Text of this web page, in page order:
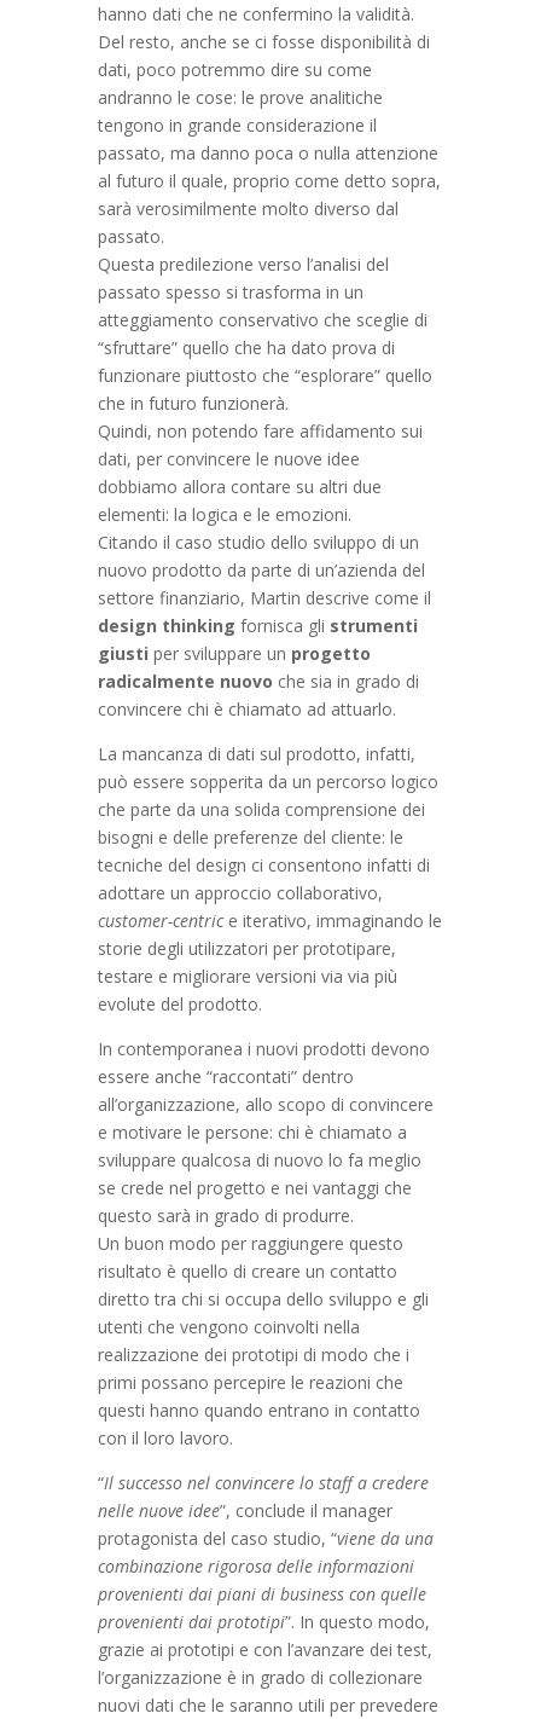
hanno dati che ne confermino la validità.
Del resto, anche se ci fosse disponibilità di
dati, poco potremmo dire su come
andranno le cose: le prove analitiche
tengono in grande considerazione il
passato, ma danno poca o nulla attenzione
al futuro il quale, proprio come detto sopra,
sarà verosimilmente molto diverso dal
passato.
Questa predilezione verso l’analisi del
passato spesso si trasforma in un
atteggiamento conservativo che sceglie di
“sfruttare” quello che ha dato prova di
funzionare piuttosto che “esplorare” quello
che in futuro funzionerà.
Quindi, non potendo fare affidamento sui
dati, per convincere le nuove idee
dobbiamo allora contare su altri due
elementi: la logica e le emozioni.
Citando il caso studio dello sviluppo di un
nuovo prodotto da parte di un’azienda del
settore finanziario, Martin descrive come il
design thinking fornisca gli strumenti
giusti per sviluppare un progetto
radicalmente nuovo che sia in grado di
convincere chi è chiamato ad attuarlo.
La mancanza di dati sul prodotto, infatti,
può essere sopperita da un percorso logico
che parte da una solida comprensione dei
bisogni e delle preferenze del cliente: le
tecniche del design ci consentono infatti di
adottare un approccio collaborativo,
customer-centrice iterativo, immaginando le
storie degli utilizzatori per prototipare,
testare e migliorare versioni via via più
evolute del prodotto.
In contemporanea i nuovi prodotti devono
essere anche “raccontati” dentro
all’organizzazione, allo scopo di convincere
e motivare le persone: chi è chiamato a
sviluppare qualcosa di nuovo lo fa meglio
se crede nel progetto e nei vantaggi che
questo sarà in grado di produrre.
Un buon modo per raggiungere questo
risultato è quello di creare un contatto
diretto tra chi si occupa dello sviluppo e gli
utenti che vengono coinvolti nella
realizzazione dei prototipi di modo che i
primi possano percepire le reazioni che
questi hanno quando entrano in contatto
con il loro lavoro.
“Il successo nel convincere lo staff a credere
nelle nuove idee”, conclude il manager
protagonista del caso studio, “viene da una
combinazione rigorosa delle informazioni
provenienti dai piani di business con quelle
provenienti dai prototipi”. In questo modo,
grazie ai prototipi e con l’avanzare dei test,
l’organizzazione è in grado di collezionare
nuovi dati che le saranno utili per prevedere